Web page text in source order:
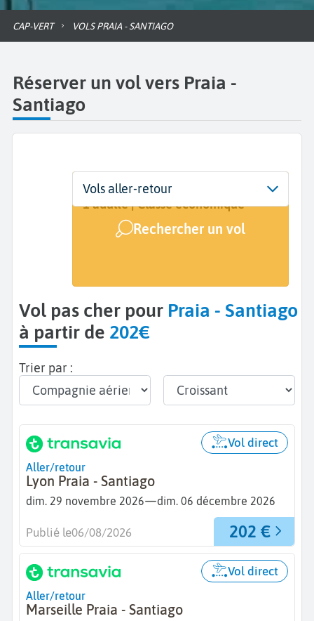
CAP-VERT VOLS PRAIA - SANTIAGO
Réserver un vol vers Praia -
Santiago
Départ
De...
Dates
Dates de votre voyage
Voyageurs | Classe
1 adulte | Classe économique
Rechercher un vol
Vols aller-retour
Vol pas cher pour Praia - Santiago
à partir de 202€
Trier par :
Aller/retour
Lyon Praia - Santiago
dim. 29 novembre 2026—dim. 06 décembre 2026
Vol direct
202 €
Publié le06/08/2026
Aller/retour
Marseille Praia - Santiago
Vol direct